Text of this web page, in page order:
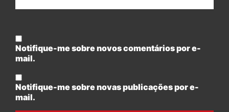
Notifique-me sobre novos comentários por e-
mail.
Notifique-me sobre novas publicações por e-
mail.